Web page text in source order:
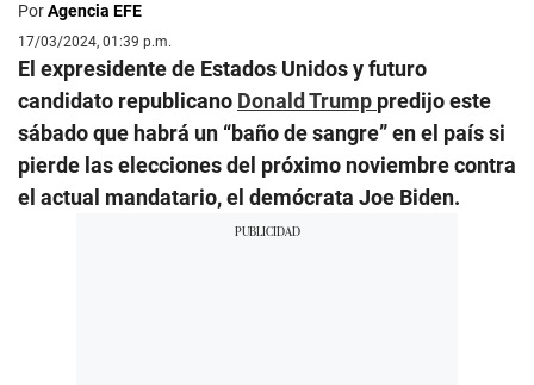
PorAgencia EFE
17/03/2024, 01:39 p.m.
El expresidente de Estados Unidos y futuro
candidato republicano Donald Trump predijo este
sábado que habrá un “baño de sangre” en el país si
pierde las elecciones del próximo noviembre contra
el actual mandatario, el demócrata Joe Biden.